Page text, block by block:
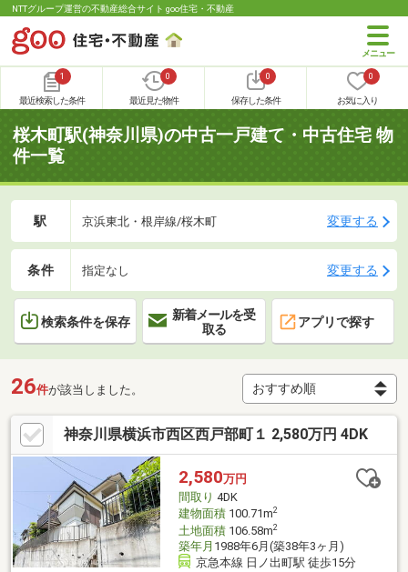
NTTグループ運営の不動産総合サイト goo住宅・不動産
1
最近検索した条件
0
最近見た物件
0
保存した条件
0
お気に入り
桜木町駅(神奈川県)の中古一戸建て・中古住宅 物
件一覧
駅 京浜東北・根岸線/桜木町 変更する
条件 指定なし 変更する
検索条件を保存
新着メールを受
取る
アプリで探す
26件が該当しました。
神奈川県横浜市西区西戸部町１ 2,580万円 4DK
2,580万円
間取り 4DK
建物面積100.71m2
土地面積106.58m2
築年月 1988年6月(築38年3ヶ月)
京急本線 日ノ出町駅 徒歩15分